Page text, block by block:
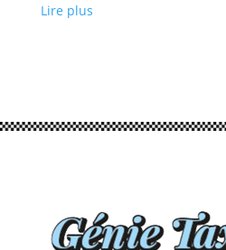
Lire plus